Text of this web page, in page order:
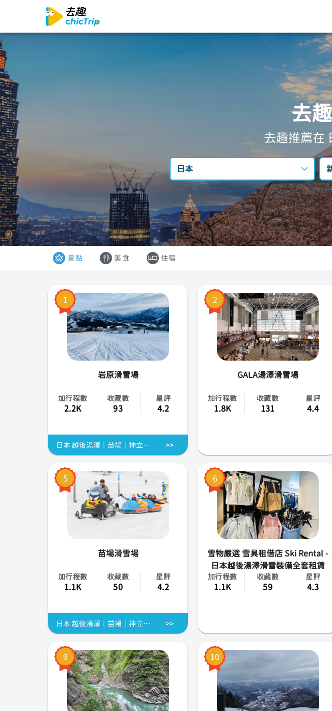
去
去趣推薦在
日本
台灣
日本
韓國
景點 美食 住宿
1
岩原滑雪場
加行程數
2.2K
收藏數
93
星評
4.2
日本 越後湯澤│苗場│神立│岩原│神樂│等雪場 中文英文 私人滑雪教練課程
2
GALA湯澤滑雪場
加行程數
1.8K
收藏數
131
星評
4.4
5
苗場滑雪場
加行程數
1.1K
收藏數
50
星評
4.2
日本 越後湯澤│苗場│神立│岩原│神樂│等雪場 中文英文 私人滑雪教練課程
6
雪物嚴選 雪具租借店 Ski Rental -
日本越後湯澤滑雪裝備全套租賃
加行程數
1.1K
收藏數
59
星評
4.3
9 10